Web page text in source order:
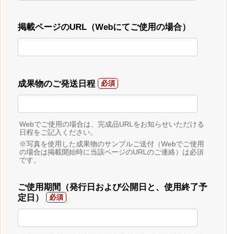
掲載ページのURL（Webにてご使用の場合）
成果物のご発送日程
Webでご使用の場合は、完成品URLをお知らせいただける
日程をご記入ください。
※写真を使用した成果物のサンプルご送付（Webでご使用
の場合は掲載開始時に当該ページのURLのご連絡）は必須
です。
ご使用期間（発行日および公開日と、使用終了予
定日）